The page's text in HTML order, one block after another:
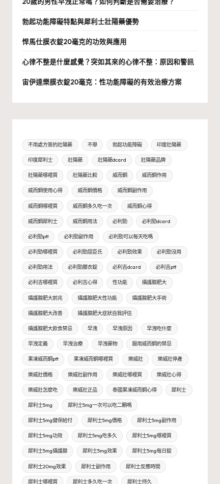
勃起功能障礙特點與犀利士壯陽藥優勢
悍馬仕膜衣錠20毫克的功效與應用
心律不整是什麼感覺？突如其來的心律不整：原因和警訊
宙伊達樂膜衣錠20毫克：性功能障礙的有效治療方案
不用處方簽的壯陽藥 不舉 勃起功能障礙 印度壯陽藥
印度犀利士 壯陽藥 壯陽藥dcard 壯陽藥品牌
壯陽藥哪裡買 壯陽藥比較 威而鋼 威而鋼作用
威而鋼使用心得 威而鋼價格 威而鋼副作用
威而鋼哪裡買 威而鋼多久吃一次 威而鋼心得
威而鋼犀利士 威而鋼用法 必利勁 必利勁dcard
必利勁ptt 必利勁副作用 必利勁可以每天吃嗎
必利勁哪裡買 必利勁屈臣氏 必利勁效果 必利勁沒用
必利勁用法 必利勁膜衣錠 必利吉dcard 必利吉ptt
必利吉哪裡買 必利吉心得 性功能 攝護腺肥大
攝護腺肥大前兆 攝護腺肥大性功能 攝護腺肥大手術
攝護腺肥大改善 攝護腺肥大症狀自我評估
攝護腺肥大飲食禁忌 早洩 早洩原因 早洩吃什麼
早洩定義 早洩治療 早洩藥物 服用威而鋼的禁忌
果凍威而鋼ptt 果凍威而鋼哪裡買 樂威壯 樂威壯停產
樂威壯價格 樂威壯副作用 樂威壯哪裡買 樂威壯心得
樂威壯怎麼吃 樂威壯正品 泰國果凍威而鋼心得 犀利士
犀利士5mg 犀利士5mg一次可以吃二顆嗎
犀利士5mg健保給付 犀利士5mg價格 犀利士5mg副作用
犀利士5mg功效 犀利士5mg吃多久 犀利士5mg哪裡買
犀利士5mg攝護腺 犀利士5mg效果 犀利士5mg每日錠
犀利士20mg效果 犀利士副作用 犀利士反應時間
犀利士哪裡買 犀利士多久吃一次 犀利士持久